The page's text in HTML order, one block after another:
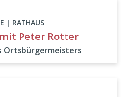
| RATHAUS
Peter Rotter
Ortsbürgermeisters